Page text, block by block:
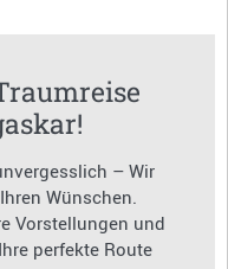
– Wir
Wünschen.
Vorstellungen und
perfekte Route